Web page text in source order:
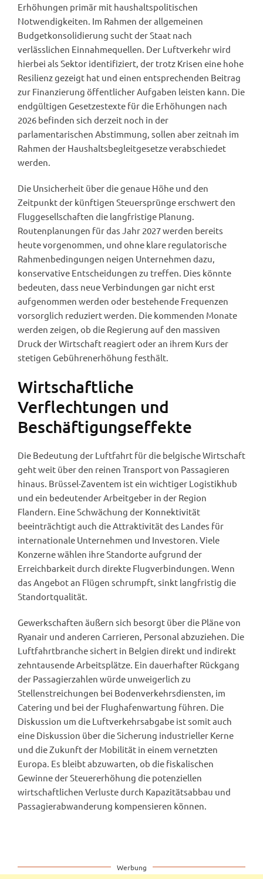
Erhöhungen primär mit haushaltspolitischen
Notwendigkeiten. Im Rahmen der allgemeinen
Budgetkonsolidierung sucht der Staat nach
verlässlichen Einnahmequellen. Der Luftverkehr wird
hierbei als Sektor identifiziert, der trotz Krisen eine hohe
Resilienz gezeigt hat und einen entsprechenden Beitrag
zur Finanzierung öffentlicher Aufgaben leisten kann. Die
endgültigen Gesetzestexte für die Erhöhungen nach
2026 befinden sich derzeit noch in der
parlamentarischen Abstimmung, sollen aber zeitnah im
Rahmen der Haushaltsbegleitgesetze verabschiedet
werden.
Die Unsicherheit über die genaue Höhe und den
Zeitpunkt der künftigen Steuersprünge erschwert den
Fluggesellschaften die langfristige Planung.
Routenplanungen für das Jahr 2027 werden bereits
heute vorgenommen, und ohne klare regulatorische
Rahmenbedingungen neigen Unternehmen dazu,
konservative Entscheidungen zu treffen. Dies könnte
bedeuten, dass neue Verbindungen gar nicht erst
aufgenommen werden oder bestehende Frequenzen
vorsorglich reduziert werden. Die kommenden Monate
werden zeigen, ob die Regierung auf den massiven
Druck der Wirtschaft reagiert oder an ihrem Kurs der
stetigen Gebührenerhöhung festhält.
Wirtschaftliche
Verflechtungen und
Beschäftigungseffekte
Die Bedeutung der Luftfahrt für die belgische Wirtschaft
geht weit über den reinen Transport von Passagieren
hinaus. Brüssel-Zaventem ist ein wichtiger Logistikhub
und ein bedeutender Arbeitgeber in der Region
Flandern. Eine Schwächung der Konnektivität
beeinträchtigt auch die Attraktivität des Landes für
internationale Unternehmen und Investoren. Viele
Konzerne wählen ihre Standorte aufgrund der
Erreichbarkeit durch direkte Flugverbindungen. Wenn
das Angebot an Flügen schrumpft, sinkt langfristig die
Standortqualität.
Gewerkschaften äußern sich besorgt über die Pläne von
Ryanair und anderen Carrieren, Personal abzuziehen. Die
Luftfahrtbranche sichert in Belgien direkt und indirekt
zehntausende Arbeitsplätze. Ein dauerhafter Rückgang
der Passagierzahlen würde unweigerlich zu
Stellenstreichungen bei Bodenverkehrsdiensten, im
Catering und bei der Flughafenwartung führen. Die
Diskussion um die Luftverkehrsabgabe ist somit auch
eine Diskussion über die Sicherung industrieller Kerne
und die Zukunft der Mobilität in einem vernetzten
Europa. Es bleibt abzuwarten, ob die fiskalischen
Gewinne der Steuererhöhung die potenziellen
wirtschaftlichen Verluste durch Kapazitätsabbau und
Passagierabwanderung kompensieren können.
Werbung